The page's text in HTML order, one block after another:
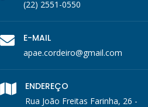
(22) 2551-0550
E-MAIL
apae.cordeiro@gmail.com
ENDEREÇO
Rua João Freitas Farinha, 26 -